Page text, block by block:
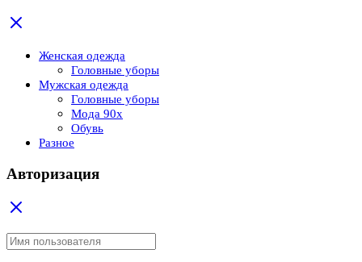
Женская одежда
Головные уборы
Мужская одежда
Головные уборы
Мода 90x
Обувь
Разное
Авторизация